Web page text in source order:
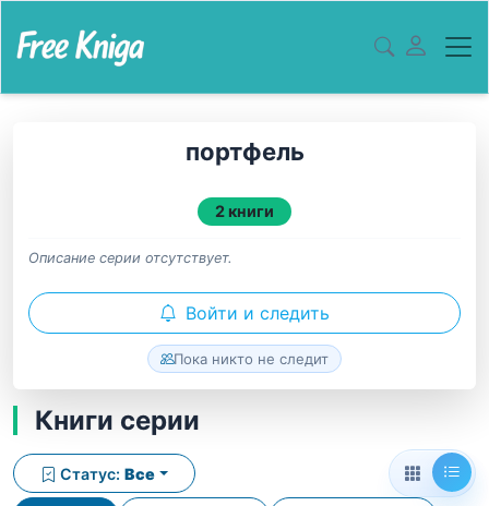
портфель
2 книги
Описание серии отсутствует.
Войти и следить
Пока никто не следит
Книги серии
Статус: Все